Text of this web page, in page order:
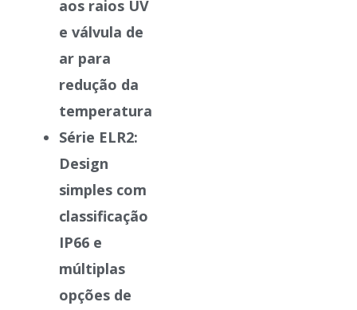
aos raios UV
e válvula de
ar para
redução da
temperatura
Série ELR2:
Design
simples com
classificação
IP66 e
múltiplas
opções de